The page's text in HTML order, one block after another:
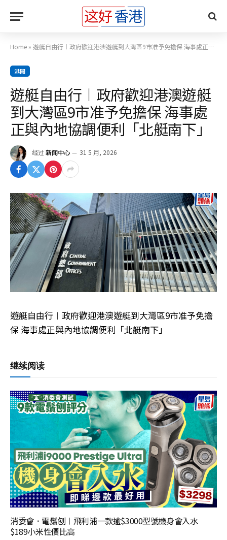
Home » 遊艇自由行︱政府歡迎港澳遊艇到大灣區9市准予免擔保 海事處正與內地協調便利「北艇南下」
港聞
遊艇自由行︱政府歡迎港澳遊艇
到大灣區9市准予免擔保 海事處
正與內地協調便利「北艇南下」
经过 新闻中心 31 5 月, 2026
遊艇自由行︱政府歡迎港澳遊艇到大灣區9市准予免擔
保 海事處正與內地協調便利「北艇南下」
继续阅读
消委會．電鬚刨︱飛利浦一款逾$3000型號機身會入水
$189小米性價比高